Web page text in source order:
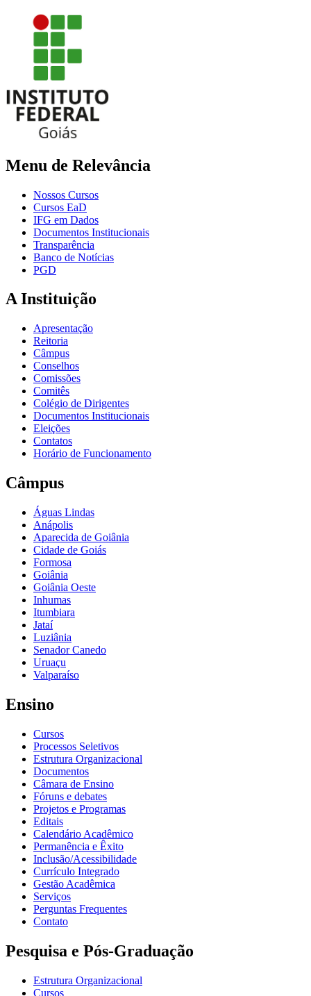
Menu de Relevância
Nossos Cursos
Cursos EaD
IFG em Dados
Documentos Institucionais
Transparência
Banco de Notícias
PGD
A Instituição
Apresentação
Reitoria
Câmpus
Conselhos
Comissões
Comitês
Colégio de Dirigentes
Documentos Institucionais
Eleições
Contatos
Horário de Funcionamento
Câmpus
Águas Lindas
Anápolis
Aparecida de Goiânia
Cidade de Goiás
Formosa
Goiânia
Goiânia Oeste
Inhumas
Itumbiara
Jataí
Luziânia
Senador Canedo
Uruaçu
Valparaíso
Ensino
Cursos
Processos Seletivos
Estrutura Organizacional
Documentos
Câmara de Ensino
Fóruns e debates
Projetos e Programas
Editais
Calendário Acadêmico
Permanência e Êxito
Inclusão/Acessibilidade
Currículo Integrado
Gestão Acadêmica
Serviços
Perguntas Frequentes
Contato
Pesquisa e Pós-Graduação
Estrutura Organizacional
Cursos